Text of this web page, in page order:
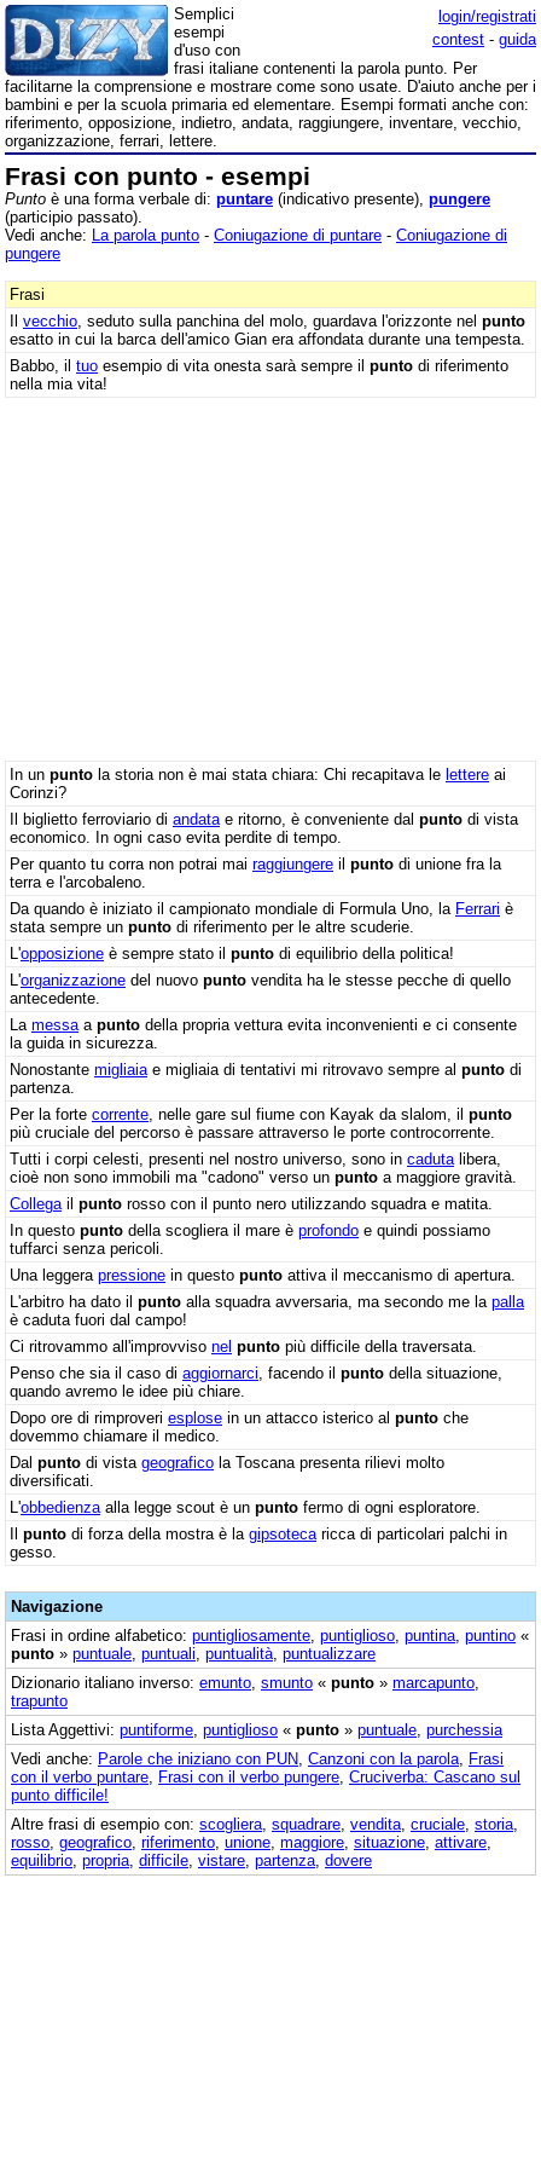
login/registrati
contest - guida
Semplici
esempi
d'uso con
frasi italiane contenenti la parola punto. Per
facilitarne la comprensione e mostrare come sono usate. D'aiuto anche per i
bambini e per la scuola primaria ed elementare. Esempi formati anche con:
riferimento, opposizione, indietro, andata, raggiungere, inventare, vecchio,
organizzazione, ferrari, lettere.
Frasi con punto - esempi
Punto è una forma verbale di: puntare (indicativo presente), pungere
(participio passato).
Vedi anche: La parola punto - Coniugazione di puntare - Coniugazione di
pungere
Frasi
Il vecchio , seduto sulla panchina del molo, guardava l'orizzonte nel punto
esatto in cui la barca dell'amico Gian era affondata durante una tempesta.
Babbo, il tuo esempio di vita onesta sarà sempre il punto di riferimento
nella mia vita!
In un punto la storia non è mai stata chiara: Chi recapitava le lettere ai
Corinzi?
Il biglietto ferroviario di andata e ritorno, è conveniente dal punto di vista
economico. In ogni caso evita perdite di tempo.
Per quanto tu corra non potrai mai raggiungere il punto di unione fra la
terra e l'arcobaleno.
Da quando è iniziato il campionato mondiale di Formula Uno, la Ferrari è
stata sempre un punto di riferimento per le altre scuderie.
L'opposizione è sempre stato il punto di equilibrio della politica!
L'organizzazione del nuovo punto vendita ha le stesse pecche di quello
antecedente.
La messa a punto della propria vettura evita inconvenienti e ci consente
la guida in sicurezza.
Nonostante migliaia e migliaia di tentativi mi ritrovavo sempre al punto di
partenza.
Per la forte corrente , nelle gare sul fiume con Kayak da slalom, il punto
più cruciale del percorso è passare attraverso le porte controcorrente.
Tutti i corpi celesti, presenti nel nostro universo, sono in caduta libera,
cioè non sono immobili ma "cadono" verso un punto a maggiore gravità.
Collega il punto rosso con il punto nero utilizzando squadra e matita.
In questo punto della scogliera il mare è profondo e quindi possiamo
tuffarci senza pericoli.
Una leggera pressione in questo punto attiva il meccanismo di apertura.
L'arbitro ha dato il punto alla squadra avversaria, ma secondo me la palla
è caduta fuori dal campo!
Ci ritrovammo all'improvviso nel punto più difficile della traversata.
Penso che sia il caso di aggiornarci , facendo il punto della situazione,
quando avremo le idee più chiare.
Dopo ore di rimproveri esplose in un attacco isterico al punto che
dovemmo chiamare il medico.
Dal punto di vista geografico la Toscana presenta rilievi molto
diversificati.
L'obbedienza alla legge scout è un punto fermo di ogni esploratore.
Il punto di forza della mostra è la gipsoteca ricca di particolari palchi in
gesso.
Navigazione
Frasi in ordine alfabetico: puntigliosamente puntiglioso puntina puntino «
punto » puntuale puntuali puntualità puntualizzare
Dizionario italiano inverso: emunto smunto « punto » marcapunto
trapunto
Lista Aggettivi: puntiforme puntiglioso « punto » puntuale purchessia
Vedi anche: Parole che iniziano con PUN Canzoni con la parola Frasi
con il verbo puntare Frasi con il verbo pungere Cruciverba: Cascano sul
punto difficile!
Altre frasi di esempio con: scogliera squadrare vendita cruciale storia
rosso geografico riferimento unione maggiore situazione attivare
equilibrio propria difficile vistare partenza dovere